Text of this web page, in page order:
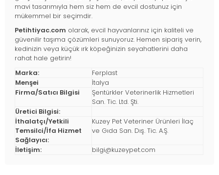
mavi tasarımıyla hem siz hem de evcil dostunuz için
mükemmel bir seçimdir.
Petihtiyac.com olarak, evcil hayvanlarınız için kaliteli ve
güvenilir taşıma çözümleri sunuyoruz. Hemen sipariş verin,
kedinizin veya küçük ırk köpeğinizin seyahatlerini daha
rahat hale getirin!
Marka:
Ferplast
Menşei
İtalya
Firma/Satıcı Bilgisi
Şentürkler Veterinerlik Hizmetleri
San. Tic. Ltd. Şti.
Üretici Bilgisi:
İthalatçı/Yetkili
Temsilci/İfa Hizmet
Sağlayıcı:
Kuzey Pet Veteriner Ürünleri İlaç
ve Gıda San. Dış. Tic. A.Ş.
İletişim: bilgi@kuzeypet.com